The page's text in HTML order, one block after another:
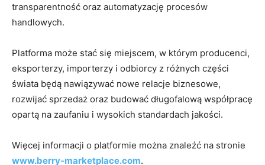
transparentność oraz automatyzację procesów
handlowych.
Platforma może stać się miejscem, w którym producenci,
eksporterzy, importerzy i odbiorcy z różnych części
świata będą nawiązywać nowe relacje biznesowe,
rozwijać sprzedaż oraz budować długofalową współpracę
opartą na zaufaniu i wysokich standardach jakości.
Więcej informacji o platformie można znaleźć na stronie
www.berry-marketplace.com.